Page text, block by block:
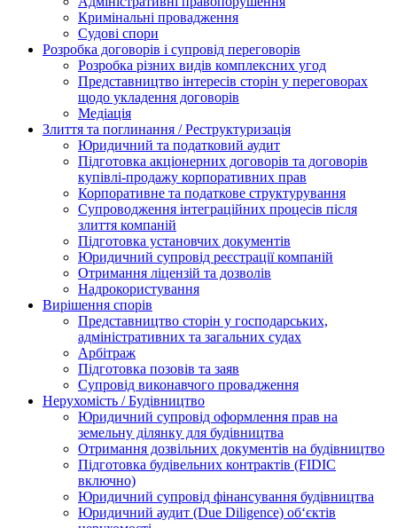
Кримінальні провадження
Судові спори
Розробка договорів і супровід переговорів
Розробка різних видів комплексних угод
Представництво інтересів сторін у переговорах
щодо укладення договорів
Медіація
Злиття та поглинання / Реструктуризація
Юридичний та податковий аудит
Підготовка акціонерних договорів та договорів
купівлі-продажу корпоративних прав
Корпоративне та податкове структурування
Супроводження інтеграційних процесів після
злиття компаній
Підготовка установчих документів
Юридичний супровід реєстрації компаній
Отримання ліцензій та дозволів
Надрокористування
Вирішення спорів
Представництво сторін у господарських,
адміністративних та загальних судах
Арбітраж
Підготовка позовів та заяв
Супровід виконавчого провадження
Нерухомість / Будівництво
Юридичний супровід оформлення прав на
земельну ділянку для будівництва
Отримання дозвільних документів на будівництво
Підготовка будівельних контрактів (FIDIC
включно)
Юридичний супровід фінансування будівництва
Юридичний аудит (Due Diligence) об‘єктів